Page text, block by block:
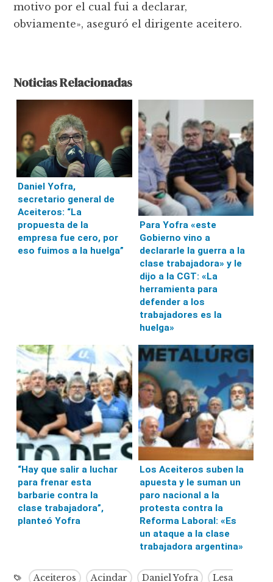
motivo por el cual fui a declarar,
obviamente», aseguró el dirigente aceitero.
Noticias Relacionadas
Daniel Yofra,
secretario general de
Aceiteros: “La
propuesta de la
empresa fue cero, por
eso fuimos a la huelga”
Para Yofra «este
Gobierno vino a
declararle la guerra a la
clase trabajadora» y le
dijo a la CGT: «La
herramienta para
defender a los
trabajadores es la
huelga»
“Hay que salir a luchar
para frenar esta
barbarie contra la
clase trabajadora”,
planteó Yofra
Los Aceiteros suben la
apuesta y le suman un
paro nacional a la
protesta contra la
Reforma Laboral: «Es
un ataque a la clase
trabajadora argentina»
Aceiteros Acindar Daniel Yofra Lesa